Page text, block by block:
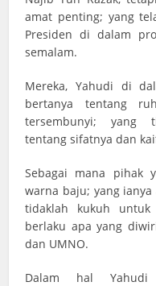
amat penting; yang
Presiden di dalam
semalam.
Mereka, Yahudi di
bertanya tentang
tersembunyi; yang
tentang sifatnya dan
Sebagai mana pihak
warna baju; yang
tidaklah kukuh
berlaku apa yang
dan UMNO.
Dalam hal